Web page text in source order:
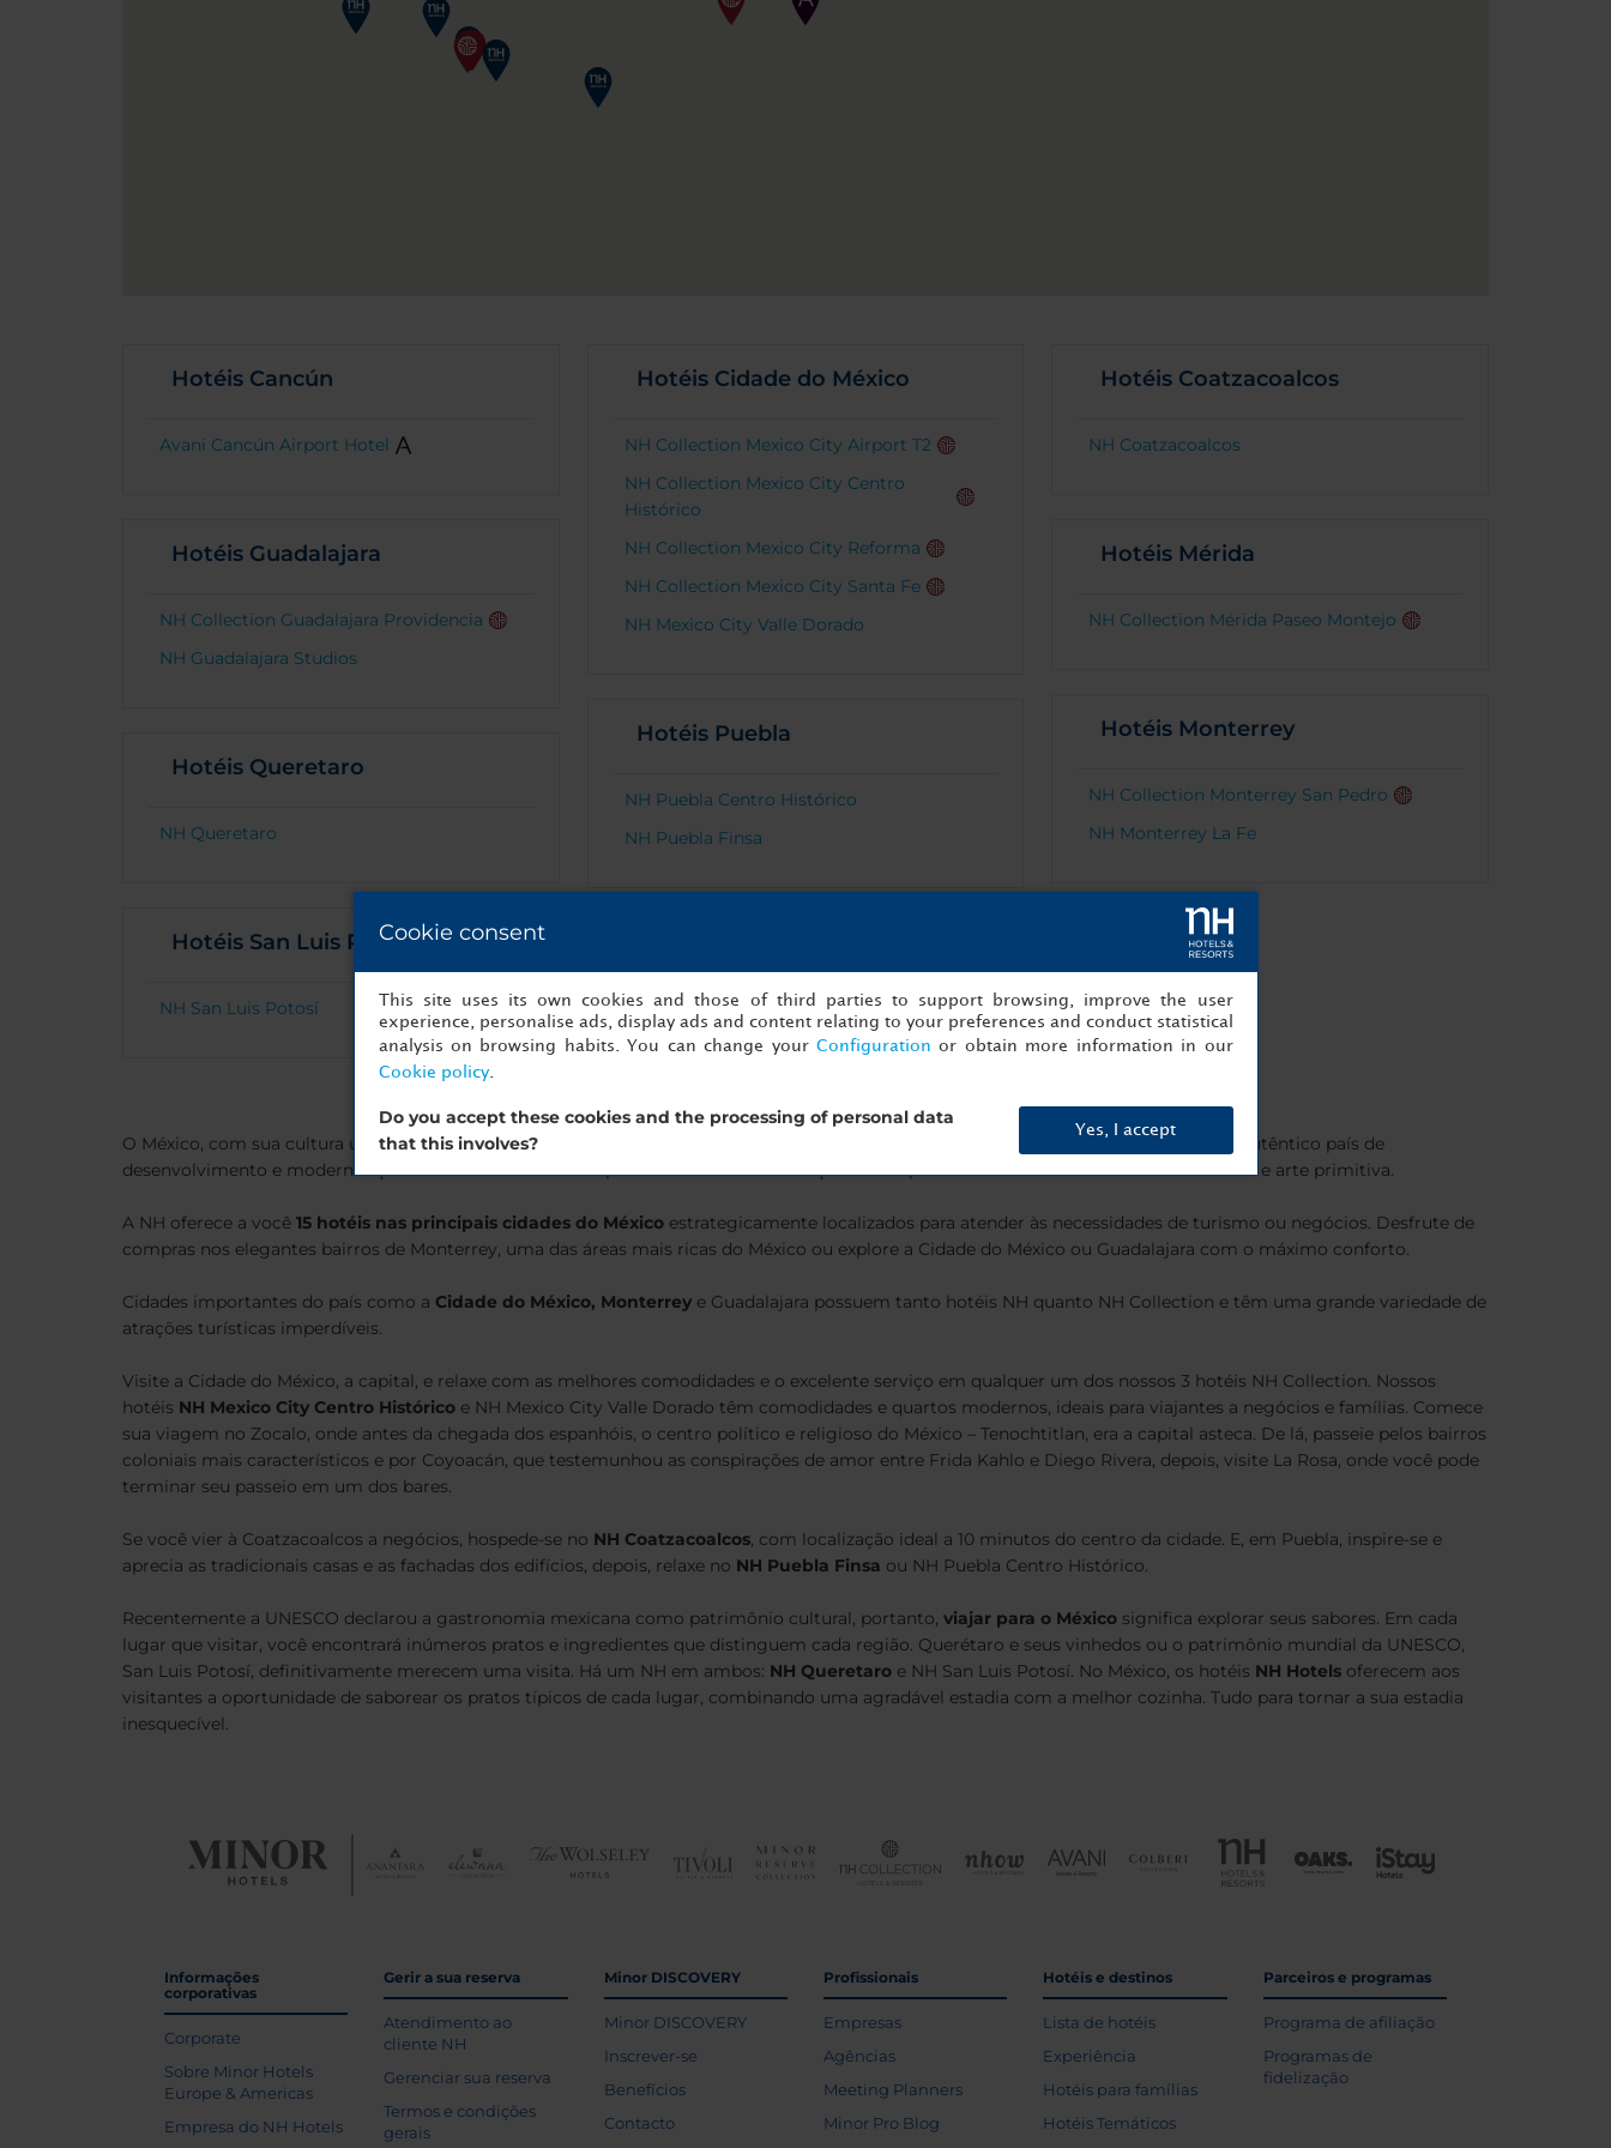
Hotéis Cancún
Avani Cancún Airport Hotel
Hotéis Cidade do México
NH Collection Mexico City Airport T2
NH Collection Mexico City Centro
Histórico
NH Collection Mexico City Reforma
NH Collection Mexico City Santa Fe
NH Mexico City Valle Dorado
Hotéis Coatzacoalcos
NH Coatzacoalcos
Hotéis Guadalajara
NH Collection Guadalajara Providencia
NH Guadalajara Studios
Hotéis Mérida
NH Collection Mérida Paseo Montejo
Hotéis Monterrey
NH Collection Monterrey San Pedro
NH Monterrey La Fe
Hotéis Puebla
NH Puebla Centro Histórico
NH Puebla Finsa
Hotéis Queretaro
NH Queretaro
Hotéis San Luis Potosí
NH San Luis Potosí
O México, com sua cultura única e identidade tradicional, é indiscutivelmente um favorito tanto para negócios quanto para lazer. Um autêntico país de
desenvolvimento e modernização oferece aos turistas a oportunidade de ver os traços de um passado rico em conhecimento científico e arte primitiva.
A NH oferece a você 15 hotéis nas principais cidades do México estrategicamente localizados para atender às necessidades de turismo ou negócios. Desfrute de
compras nos elegantes bairros de Monterrey, uma das áreas mais ricas do México ou explore a Cidade do México ou Guadalajara com o máximo conforto.
Cidades importantes do país como a Cidade do México, Monterrey e Guadalajara possuem tanto hotéis NH quanto NH Collection e têm uma grande variedade de
atrações turísticas imperdíveis.
Visite a Cidade do México, a capital, e relaxe com as melhores comodidades e o excelente serviço em qualquer um dos nossos 3 hotéis NH Collection. Nossos
hotéis NH Mexico City Centro Histórico e NH Mexico City Valle Dorado têm comodidades e quartos modernos, ideais para viajantes a negócios e famílias. Comece
sua viagem no Zocalo, onde antes da chegada dos espanhóis, o centro político e religioso do México – Tenochtitlan, era a capital asteca. De lá, passeie pelos bairros
coloniais mais característicos e por Coyoacán, que testemunhou as conspirações de amor entre Frida Kahlo e Diego Rivera, depois, visite La Rosa, onde você pode
terminar seu passeio em um dos bares.
Se você vier à Coatzacoalcos a negócios, hospede-se no NH Coatzacoalcos, com localização ideal a 10 minutos do centro da cidade. E, em Puebla, inspire-se e
aprecia as tradicionais casas e as fachadas dos edifícios, depois, relaxe no NH Puebla Finsa ou NH Puebla Centro Histórico.
Recentemente a UNESCO declarou a gastronomia mexicana como patrimônio cultural, portanto, viajar para o México significa explorar seus sabores. Em cada
lugar que visitar, você encontrará inúmeros pratos e ingredientes que distinguem cada região. Querétaro e seus vinhedos ou o patrimônio mundial da UNESCO,
San Luis Potosí, definitivamente merecem uma visita. Há um NH em ambos: NH Queretaro e NH San Luis Potosí. No México, os hotéis NH Hotels oferecem aos
visitantes a oportunidade de saborear os pratos típicos de cada lugar, combinando uma agradável estadia com a melhor cozinha. Tudo para tornar a sua estadia
inesquecível.
Informações
corporativas
Corporate
Sobre Minor Hotels
Europe & Americas
Empresa do NH Hotels
Gerir a sua reserva
Atendimento ao
cliente NH
Gerenciar sua reserva
Termos e condições
gerais
Minor DISCOVERY
Minor DISCOVERY
Inscrever-se
Benefícios
Contacto
Profissionais
Empresas
Agências
Meeting Planners
Minor Pro Blog
Hotéis e destinos
Lista de hotéis
Experiência
Hotéis para famílias
Hotéis Temáticos
Parceiros e programas
Programa de afiliação
Programas de
fidelização
Cookie consent
This site uses its own cookies and those of third parties to support browsing, improve the user
experience, personalise ads, display ads and content relating to your preferences and conduct statistical
analysis on browsing habits. You can change your Configuration or obtain more information in our
Cookie policy.
Do you accept these cookies and the processing of personal data
that this involves?
Yes, I accept